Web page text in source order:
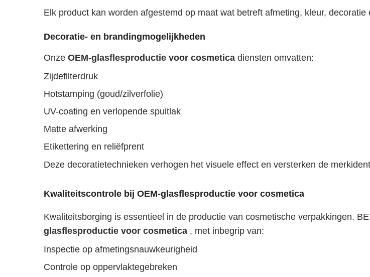
Elk product kan worden afgestemd op maat wat betreft afmeting, kleur,
Decoratie- en brandingmogelijkheden
Onze OEM-glasflesproductie voor cosmetica diensten omvatten:
Zijdefilterdruk
Hotstamping (goud/zilverfolie)
UV-coating en verlopende spuitlak
Matte afwerking
Etikettering en reliëfprent
Deze decoratietechnieken verhogen het visuele effect en versterken de
Kwaliteitscontrole bij OEM-glasflesproductie voor cosmetica
Kwaliteitsborging is essentieel in de productie van cosmetische verpakkingen.
glasflesproductie voor cosmetica , met inbegrip van:
Inspectie op afmetingsnauwkeurigheid
Controle op oppervlaktegebreken